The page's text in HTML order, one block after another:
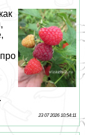
23 07 2026 10:54:11